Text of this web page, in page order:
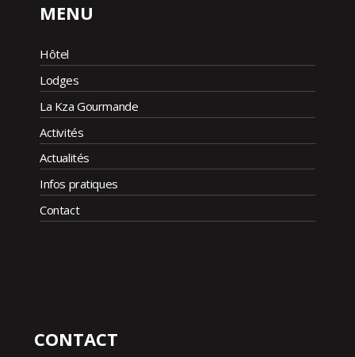
MENU
Hôtel
Lodges
La Kza Gourmande
Activités
Actualités
Infos pratiques
Contact
CONTACT